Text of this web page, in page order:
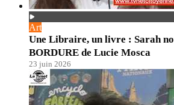
Art
Une Libraire, un livre : Sarah
BORDURE de Lucie Mosca
23 juin 2026